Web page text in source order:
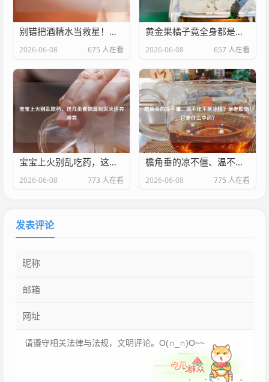
别错把酒精水当救星！真正控油缩毛孔不烂脸的收敛水，是这种肌肤调节器
2026-06-08 675 人在看
黄金果橘子竟全身都是宝！这6大功效不可不知
2026-06-08 657 人在看
宝宝上火别乱吃药，这几类食物温和灭火还养脾胃
2026-06-08 773 人在看
檐角垂的凉不僵、温不化不是冰棱？是老胶饴！它是什么中药？
2026-06-08 775 人在看
发表评论